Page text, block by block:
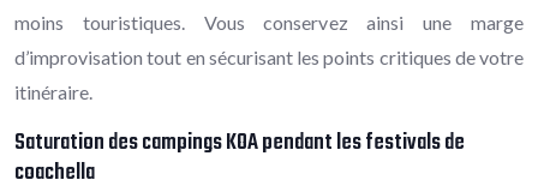
moins touristiques. Vous conservez ainsi une marge
d’improvisation tout en sécurisant les points critiques de votre
itinéraire.
Saturation des campings KOA pendant les festivals de
coachella